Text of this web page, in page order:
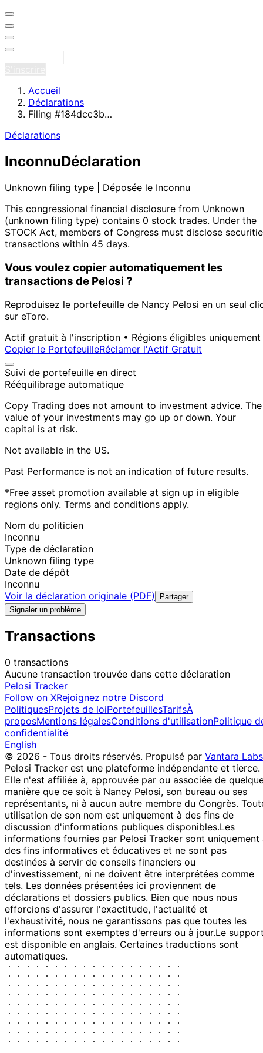
Accueil
Déclarations
Filing #184dcc3b…
Déclarations
InconnuDéclaration
Unknown filing type | Déposée le Inconnu
This congressional financial disclosure from Unknown
(unknown filing type) contains 0 stock trades. Under the
STOCK Act, members of Congress must disclose
transactions within 45 days.
Vous voulez copier automatiquement les
transactions de Pelosi ?
Reproduisez le portefeuille de Nancy Pelosi en un seul
sur eToro.
Actif gratuit à l'inscription • Régions éligibles uniquement
Copier le PortefeuilleRéclamer l'Actif Gratuit
Suivi de portefeuille en direct
Rééquilibrage automatique
Copy Trading does not amount to investment advice. The
value of your investments may go up or down. Your
capital is at risk.
Not available in the US.
Past Performance is not an indication of future results.
*Free asset promotion available at sign up in eligible
regions only. Terms and conditions apply.
Nom du politicien
Inconnu
Type de déclaration
Unknown filing type
Date de dépôt
Inconnu
Voir la déclaration originale (PDF)
Partager
Signaler un problème
Transactions
0 transactions
Aucune transaction trouvée dans cette déclaration
Pelosi Tracker
Follow on XRejoignez notre Discord
PolitiquesProjets de loiPortefeuillesTarifsÀ
proposMentions légalesConditions d'utilisationPolitique
confidentialité
English
© 2026 - Tous droits réservés. Propulsé par Vantara Labs
Pelosi Tracker est une plateforme indépendante et tierce.
Elle n'est affiliée à, approuvée par ou associée de
manière que ce soit à Nancy Pelosi, son bureau ou ses
représentants, ni à aucun autre membre du Congrès.
utilisation de son nom est uniquement à des fins de
discussion d'informations publiques disponibles.Les
informations fournies par Pelosi Tracker sont uniquement
des fins informatives et éducatives et ne sont pas
destinées à servir de conseils financiers ou
d'investissement, ni ne doivent être interprétées comme
tels. Les données présentées ici proviennent de
déclarations et dossiers publics. Bien que nous nous
efforcions d'assurer l'exactitude, l'actualité et
l'exhaustivité, nous ne garantissons pas que toutes les
informations sont exemptes d'erreurs ou à jour.Le
est disponible en anglais. Certaines traductions sont
automatiques.